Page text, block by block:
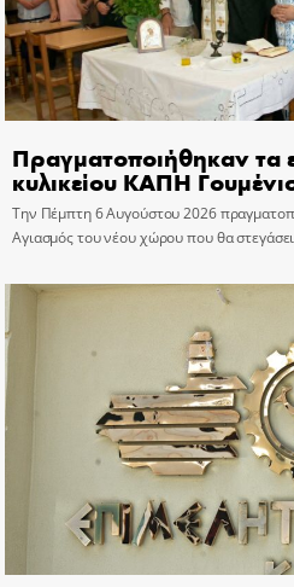
Πραγματοποιήθηκαν τα
κυλικείου ΚΑΠΗ
Την Πέμπτη 6 Αυγούστου 2026
Αγιασμός του νέου χώρου που θα